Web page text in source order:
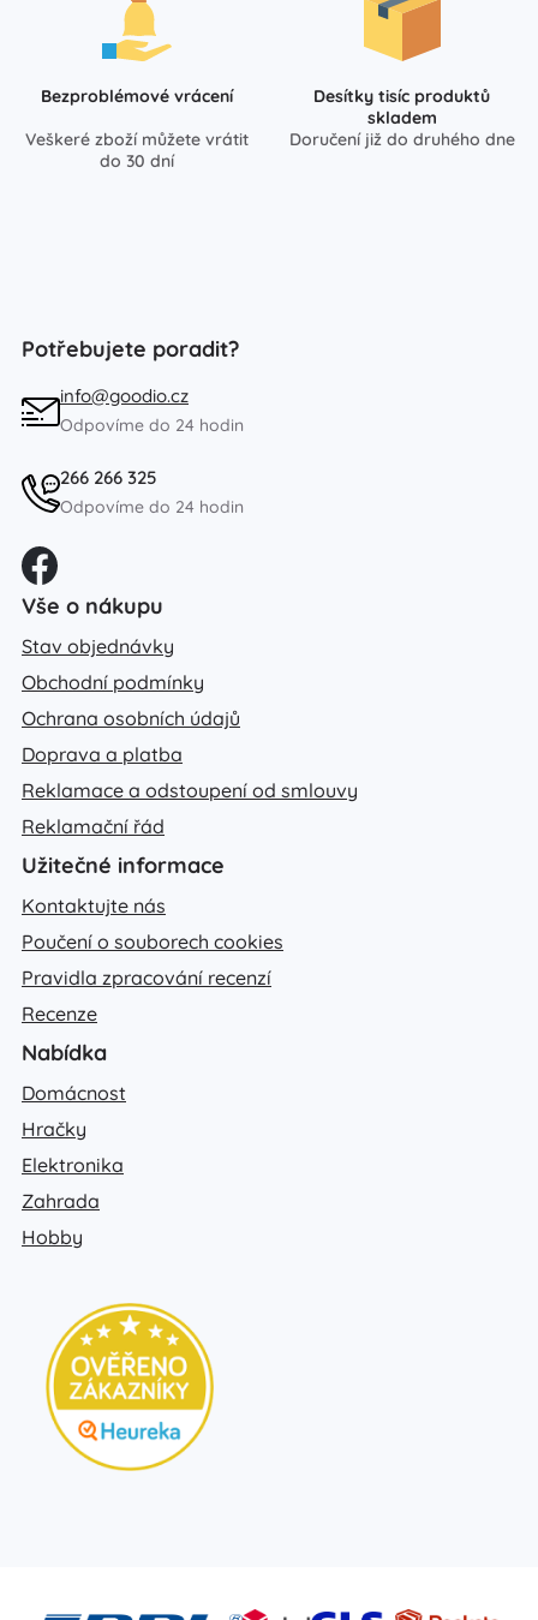
Bezproblémové vrácení
Veškeré zboží můžete vrátit
do 30 dní
Desítky tisíc produktů
skladem
Doručení již do druhého dne
Potřebujete poradit?
info@goodio.cz
Odpovíme do 24 hodin
266 266 325
Odpovíme do 24 hodin
Vše o nákupu
Stav objednávky
Obchodní podmínky
Ochrana osobních údajů
Doprava a platba
Reklamace a odstoupení od smlouvy
Reklamační řád
Užitečné informace
Kontaktujte nás
Poučení o souborech cookies
Pravidla zpracování recenzí
Recenze
Nabídka
Domácnost
Hračky
Elektronika
Zahrada
Hobby